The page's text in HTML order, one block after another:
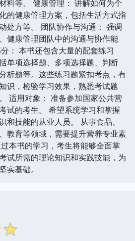
料等。 健康管理： 讲解如何为个
的健康管理方案，包括生活方式指
处方等。 团队协作与沟通： 强调
健康管理团队中的沟通与协作能
： 本书还包含大量的配套练习
单项选择题、多项选择题、判断
析题等。这些练习题紧扣考点，有
识，检验学习效果，熟悉考试题
适用对象： 准备参加国家公共营
试的考生。 希望系统学习和掌握
和技能的从业人员。 从事食品、
教育等领域，需要提升营养专业素
本书的学习，考生将能够全面掌
试所需的理论知识和实践技能，为
实基础。
☆